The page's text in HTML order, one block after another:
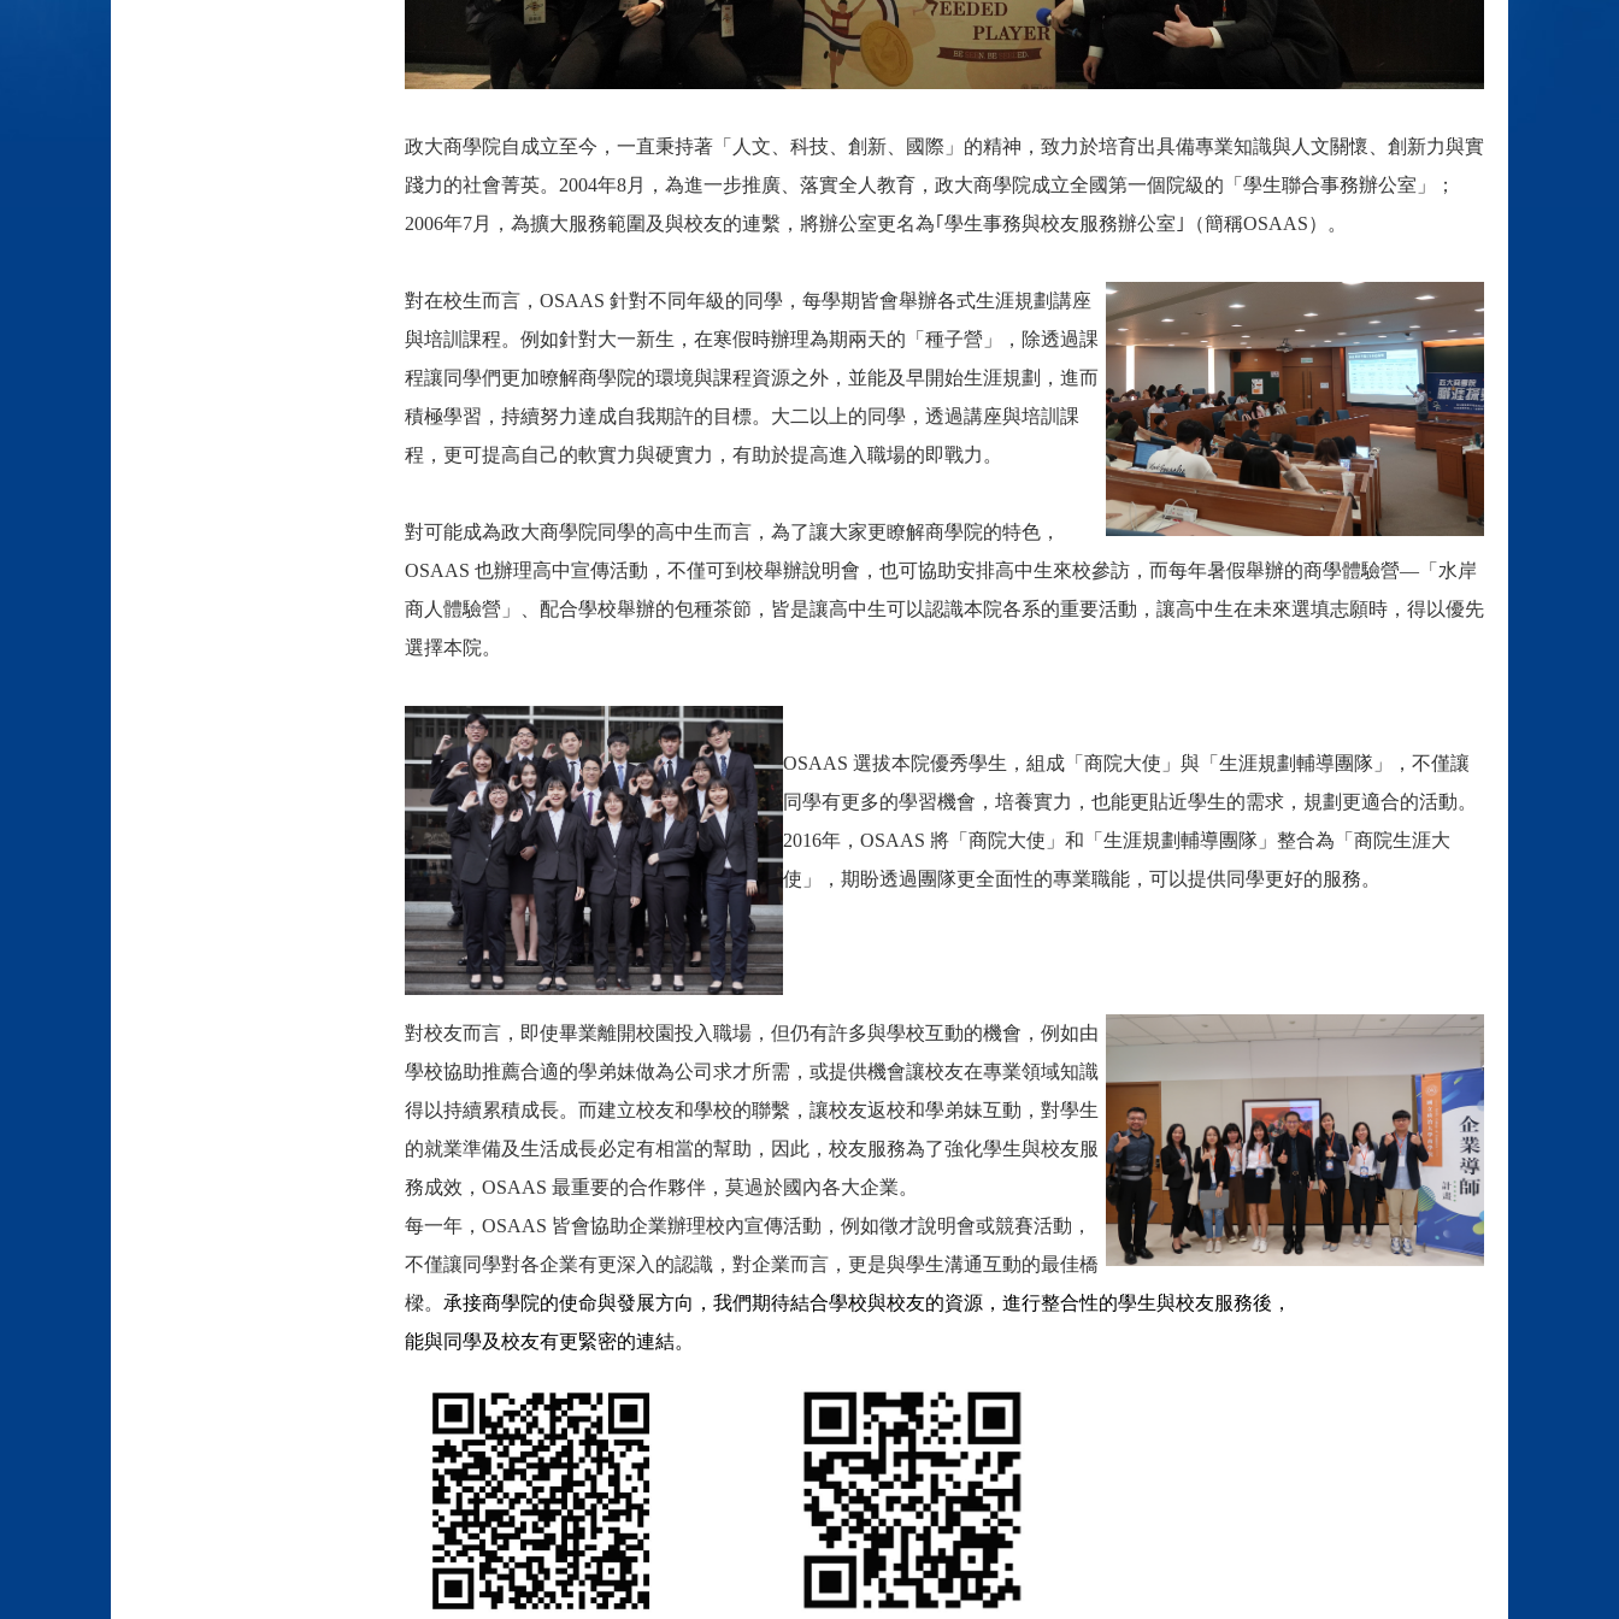
政大商學院自成立至今，一直秉持著「人文、科技、創新、國際」的精神，致力於培育出具備專業知識與人文關懷、創新力與實
踐力的社會菁英。2004年8月，為進一步推廣、落實全人教育，政大商學院成立全國第一個院級的「學生聯合事務辦公室」；
2006年7月，為擴大服務範圍及與校友的連繫，將辦公室更名為｢學生事務與校友服務辦公室｣（簡稱OSAAS）。
對在校生而言，OSAAS 針對不同年級的同學，每學期皆會舉辦各式生涯規劃講座
與培訓課程。例如針對大一新生，在寒假時辦理為期兩天的「種子營」，除透過課
程讓同學們更加暸解商學院的環境與課程資源之外，並能及早開始生涯規劃，進而
積極學習，持續努力達成自我期許的目標。大二以上的同學，透過講座與培訓課
程，更可提高自己的軟實力與硬實力，有助於提高進入職場的即戰力。
對可能成為政大商學院同學的高中生而言，為了讓大家更瞭解商學院的特色，
OSAAS 也辦理高中宣傳活動，不僅可到校舉辦說明會，也可協助安排高中生來校參訪，而每年暑假舉辦的商學體驗營—「水岸
商人體驗營」、配合學校舉辦的包種茶節，皆是讓高中生可以認識本院各系的重要活動，讓高中生在未來選填志願時，得以優先
選擇本院。
OSAAS 選拔本院優秀學生，組成「商院大使」與「生涯規劃輔導團隊」，不僅讓
同學有更多的學習機會，培養實力，也能更貼近學生的需求，規劃更適合的活動。
2016年，OSAAS 將「商院大使」和「生涯規劃輔導團隊」整合為「商院生涯大
使」，期盼透過團隊更全面性的專業職能，可以提供同學更好的服務。
對校友而言，即使畢業離開校園投入職場，但仍有許多與學校互動的機會， 例如由
學校協助推薦合適的學弟妹做為公司求才所需，或提供機會讓校友在專業領域知識
得以持續累積成長。而建立校友和學校的聯繫，讓校友返校和學弟妹互動，對學生
的就業準備及生活成長必定有相當的幫助，因此，校友服務為了強化學生與校友服
務成效， OSAAS 最重要的合作夥伴，莫過於國內各大企業。
每一年，OSAAS 皆會協助企業辦理校內宣傳活動，例如徵才說明會或競賽活動，
不僅讓同學對各企業有更深入的認識，對企業而言，更是與學生溝通互動的最佳橋
樑。 承接商學院的使命與發展方向，我們期待結合學校與校友的資源，進行整合性的學生與校友服務後，
能與同學及校友有更緊密的連結。